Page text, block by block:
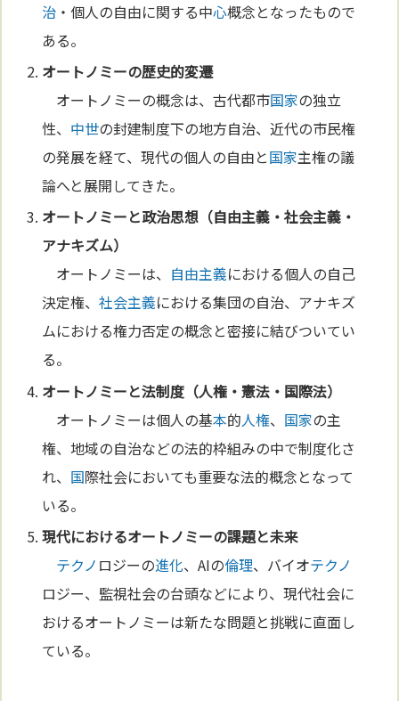
治 ・個人の自由に関する中心概念となったもので
ある。
オートノミーの歴史的変遷
オートノミーの概念は、古代都市国家の独立
性、 中世の封建制度下の地方自治、近代の市民権
の発展を経て、現代の個人の自由と国家主権の議
論へと展開してきた。
オートノミーと政治思想（自由主義 ・社会主義 ・
アナキズム）
オートノミーは、 自由主義における個人の自己
決定権、社会主義における集団の自治、アナキズ
ムにおける権力否定の概念と密接に結びついてい
る。
オートノミーと法制度（人権 ・憲法 ・ 国際法）
オートノミーは個人の基本的人権、 国家の主
権、地域の自治などの法的枠組みの中で制度化さ
れ、 国際社会においても重要な法的概念となって
いる。
現代におけるオートノミーの課題と未来
テクノ ロジーの進化、AIの倫理、バイオテクノ
ロジー、監視社会の台頭などにより、現代社会に
おけるオートノミーは新たな問題と挑戦に直面し
ている。